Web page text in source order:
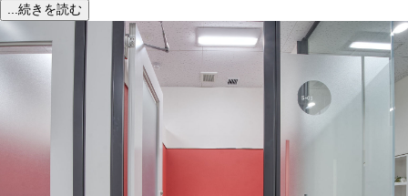
...続きを読む